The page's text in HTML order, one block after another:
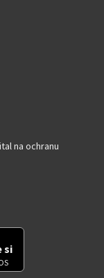
na ochranu
si